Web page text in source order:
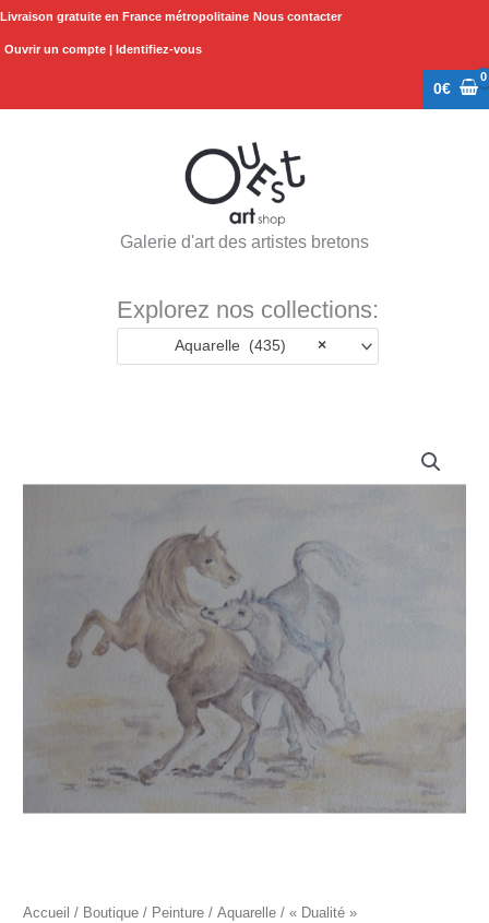
Aller
Livraison gratuite en France métropolitaine Nous contacter
Ouvrir un compte | Identifiez-vous
0€
Galerie d'art des artistes bretons
Explorez nos collections:
×
Aquarelle (435)
Accueil / Boutique / Peinture /Aquarelle / « Dualité »